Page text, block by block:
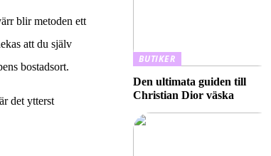
blir metoden ett
att du själv
bostadsort.
det ytterst
BUTIKER
Den ultimata guiden till
Christian Dior väska